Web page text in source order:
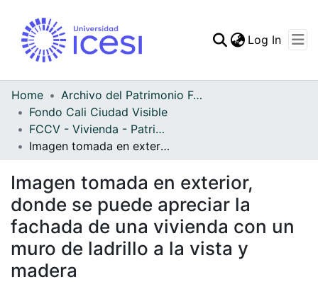
Log In
Home
Archivo del Patrimonio Fotográfico y Fílmico del Valle del Cauca
Fondo Cali Ciudad Visible
FCCV - Vivienda - Patrimonial
Imagen tomada en exterior, donde se puede apreciar la fachada de una vivienda con un muro de ladrillo a la vista y madera
Imagen tomada en exterior,
donde se puede apreciar la
fachada de una vivienda con un
muro de ladrillo a la vista y
madera